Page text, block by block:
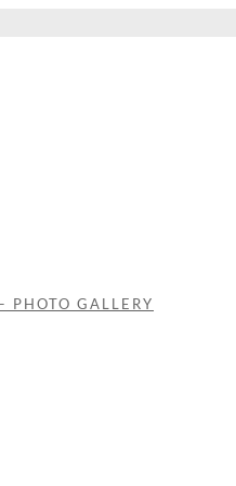
PHOTO GALLERY